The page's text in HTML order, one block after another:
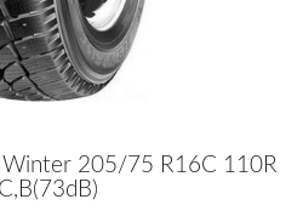
Winter 205/75 R16C 110R